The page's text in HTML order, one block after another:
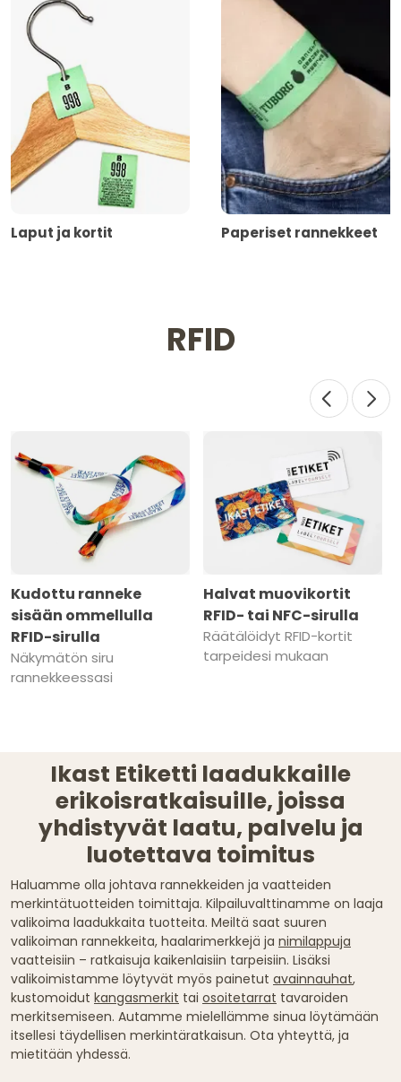
Laput ja kortit Paperiset rannekkeet
RFID
Kudottu ranneke
sisään ommellulla
RFID-sirulla
Näkymätön siru
rannekkeessasi
Halvat muovikortit
RFID- tai NFC-sirulla
Räätälöidyt RFID-kortit
tarpeidesi mukaan
Ikast Etiketti laadukkaille
erikoisratkaisuille, joissa
yhdistyvät laatu, palvelu ja
luotettava toimitus
Haluamme olla johtava rannekkeiden ja vaatteiden
merkintätuotteiden toimittaja. Kilpailuvalttinamme on laaja
valikoima laadukkaita tuotteita. Meiltä saat suuren
valikoiman rannekkeita, haalarimerkkejä ja nimilappuja
vaatteisiin – ratkaisuja kaikenlaisiin tarpeisiin. Lisäksi
valikoimistamme löytyvät myös painetut avainnauhat,
kustomoidut kangasmerkit tai osoitetarrat tavaroiden
merkitsemiseen. Autamme mielellämme sinua löytämään
itsellesi täydellisen merkintäratkaisun. Ota yhteyttä, ja
mietitään yhdessä.